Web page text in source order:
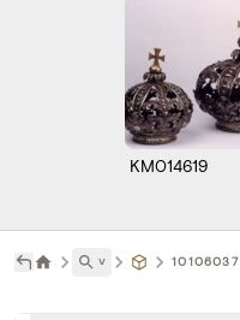
KM014619
˅ 10106037